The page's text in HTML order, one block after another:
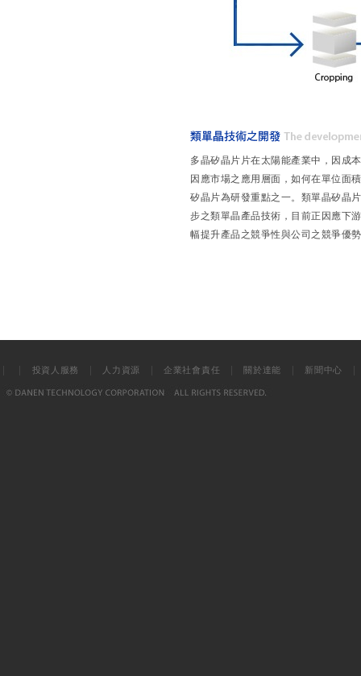
多晶矽晶片片在太陽能產業中，因成
因應市場之應用層面，如何在單位面
矽晶片為研發重點之一。類單晶矽晶
步之類單晶產品技術，目前正因應下
幅提升產品之競爭性與公司之競爭優
投資人服務 人力資源 |企業社會責任 關於達能 新聞中心